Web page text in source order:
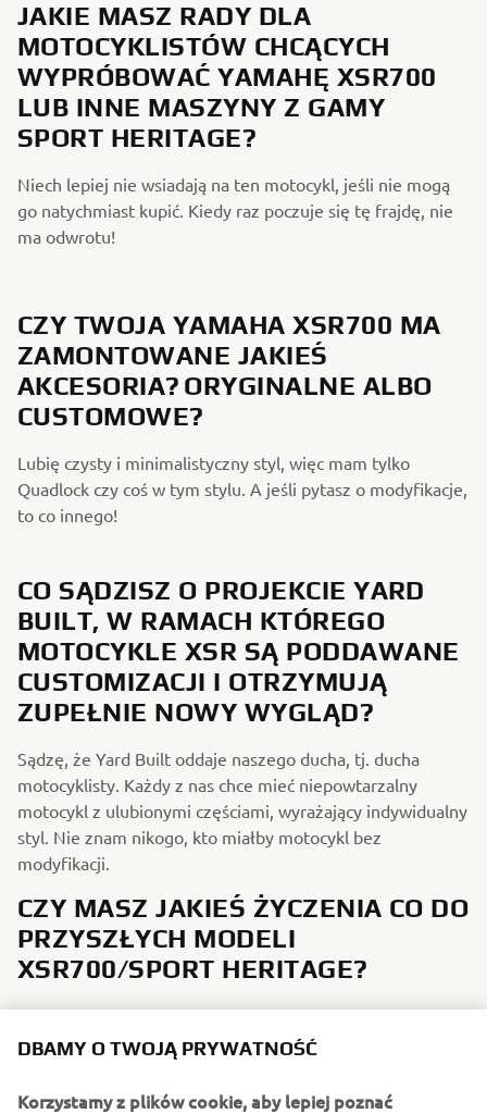
JAKIE MASZ RADY DLA
MOTOCYKLISTÓW CHCĄCYCH
WYPRÓBOWAĆ YAMAHĘ XSR700
LUB INNE MASZYNY Z GAMY
SPORT HERITAGE?
Niech lepiej nie wsiadają na ten motocykl, jeśli nie mogą
go natychmiast kupić. Kiedy raz poczuje się tę frajdę, nie
ma odwrotu!
CZY TWOJA YAMAHA XSR700 MA
ZAMONTOWANE JAKIEŚ
AKCESORIA? ORYGINALNE ALBO
CUSTOMOWE?
Lubię czysty i minimalistyczny styl, więc mam tylko
Quadlock czy coś w tym stylu. A jeśli pytasz o modyfikacje,
to co innego!
CO SĄDZISZ O PROJEKCIE YARD
BUILT, W RAMACH KTÓREGO
MOTOCYKLE XSR SĄ PODDAWANE
CUSTOMIZACJI I OTRZYMUJĄ
ZUPEŁNIE NOWY WYGLĄD?
Sądzę, że Yard Built oddaje naszego ducha, tj. ducha
motocyklisty. Każdy z nas chce mieć niepowtarzalny
motocykl z ulubionymi częściami, wyrażający indywidualny
styl. Nie znam nikogo, kto miałby motocykl bez
modyfikacji.
CZY MASZ JAKIEŚ ŻYCZENIA CO DO
PRZYSZŁYCH MODELI
XSR700/SPORT HERITAGE?
Mniej plastikowych elementów i więcej klasycznego stylu.
A może XSR z silnikiem o pojemności 1200 cm3? To
DBAMY O TWOJĄ PRYWATNOŚĆ
Korzystamy z plików cookie, aby lepiej poznać